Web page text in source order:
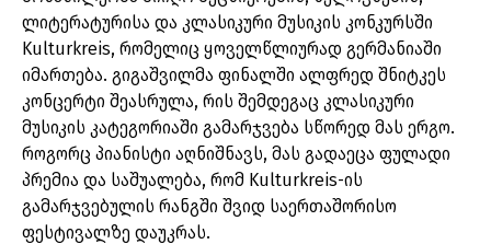
ლიტერატურისა და კლასიკური მუსიკის კონკურსში
Kulturkreis, რომელიც ყოველწლიურად გერმანიაში
იმართება. გიგაშვილმა ფინალში ალფრედ შნიტკეს
კონცერტი შეასრულა, რის შემდეგაც კლასიკური
მუსიკის კატეგორიაში გამარჯვება სწორედ მას ერგო.
როგორც პიანისტი აღნიშნავს, მას გადაეცა ფულადი
პრემია და საშუალება, რომ Kulturkreis-ის
გამარჯვებულის რანგში შვიდ საერთაშორისო
ფესტივალზე დაუკრას.